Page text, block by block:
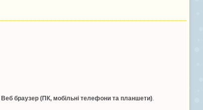
Веб браузер (ПК, мобільні телефони та планшети)